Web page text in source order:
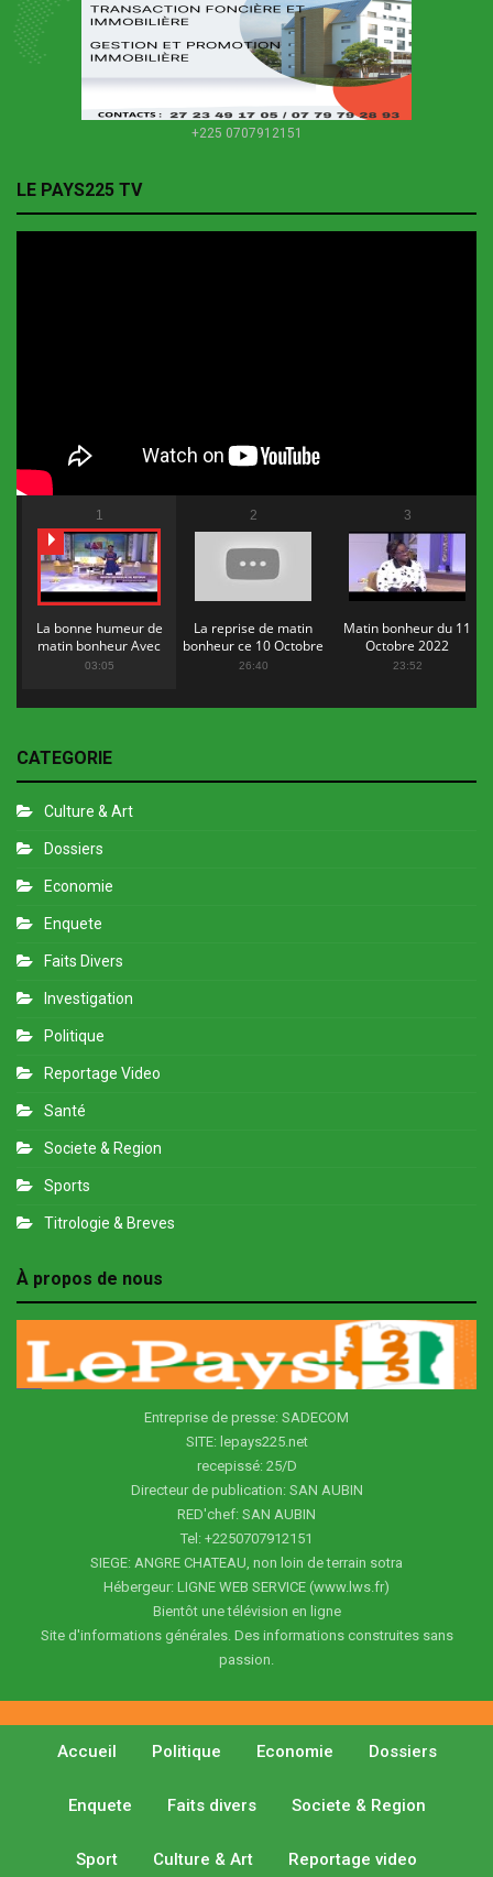
+225 0707912151
LE PAYS225 TV
1
La bonne humeur de
matin bonheur Avec
Flopy Mendosa
03:05
2
La reprise de matin
bonheur ce 10 Octobre
2022
26:40
3
Matin bonheur du 11
Octobre 2022
23:52
CATEGORIE
Culture & Art
Dossiers
Economie
Enquete
Faits Divers
Investigation
Politique
Reportage Video
Santé
Societe & Region
Sports
Titrologie & Breves
À propos de nous
Entreprise de presse: SADECOM
SITE: lepays225.net
recepissé: 25/D
Directeur de publication: SAN AUBIN
RED'chef: SAN AUBIN
Tel: +2250707912151
SIEGE: ANGRE CHATEAU, non loin de terrain sotra
Hébergeur: LIGNE WEB SERVICE (www.lws.fr)
Bientôt une télévision en ligne
Site d'informations générales. Des informations construites sans
passion.
Accueil Politique Economie Dossiers
Enquete Faits divers Societe & Region
Sport Culture & Art Reportage video